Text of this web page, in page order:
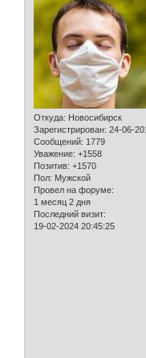
Откуда: Новосибирск
Зарегистрирован: 24-06-
Сообщений: 1779
Уважение: +1558
Позитив: +1570
Пол: Мужской
Провел на форуме:
1 месяц 2 дня
Последний визит:
19-02-2024 20:45:25